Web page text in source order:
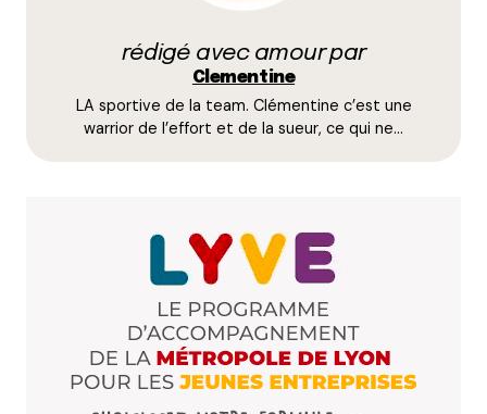
(buvette, groupe de musique live) et c’était vraiment
très agréable… S’il est possible d’y accéder, les
quelques marches qui y mènent valent le coup
Répondre
C’est rare un musée privé merci de le soutenir en
faisant un billet dessus Clém
rédigé avec amour par
Clementine
LA sportive de la team. Clémentine c’est une
warrior de l’effort et de la sueur, ce qui ne…